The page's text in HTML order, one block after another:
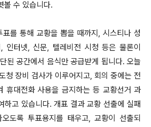
볼 수 있습니다.
를 통해 교황을 뽑을 때까지, 시스티나 성
인터넷, 신문, 텔레비전 시청 등은 물론이
된 공간에서 음식만 공급받게 됩니다. 오늘
청 장비 검사가 이루어지고, 회의 중에는 전
휴대전화 사용을 금지하는 등 교황선거 과
하고 있습니다. 개표 결과 교황 선출에 실패
도록 투표용지를 태우고, 교황이 선출되